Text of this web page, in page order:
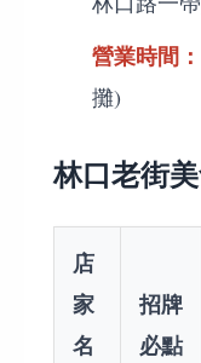
營業時間：
攤)
林口老街
店
家
名
招牌
必點